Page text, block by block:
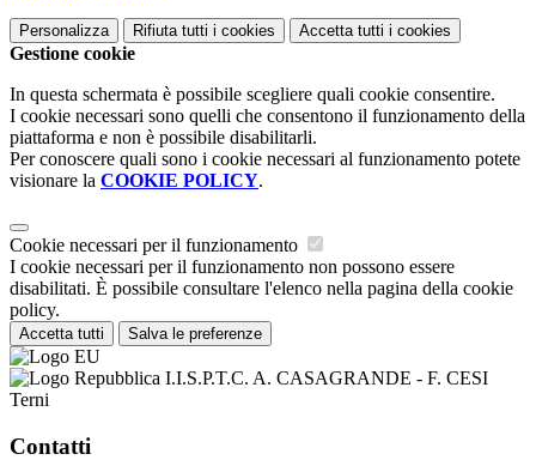
Personalizza Rifiuta tutti i cookies Accetta tutti i cookies
Gestione cookie
In questa schermata è possibile scegliere quali cookie consentire.
I cookie necessari sono quelli che consentono il funzionamento della
piattaforma e non è possibile disabilitarli.
Per conoscere quali sono i cookie necessari al funzionamento potete
visionare la COOKIE POLICY.
Cookie necessari per il funzionamento
I cookie necessari per il funzionamento non possono essere
disabilitati. È possibile consultare l'elenco nella pagina della cookie
policy.
Accetta tutti Salva le preferenze
I.I.S.P.T.C. A. CASAGRANDE - F. CESI
Terni
Contatti